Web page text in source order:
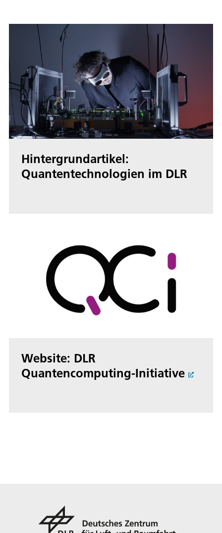
Hintergrundartikel:
Quantentechnologien im DLR
Website: DLR
Quantencomputing-Initiative